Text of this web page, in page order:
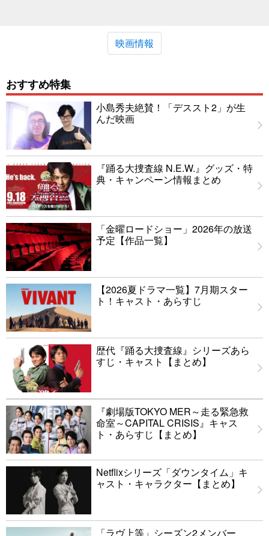
映画情報
おすすめ特集
小島秀夫絶賛！「デススト2」が生
んだ映画
『踊る大捜査線 N.E.W.』グッズ・特
典・キャンペーン情報まとめ
「金曜ロードショー」2026年の放送
予定【作品一覧】
【2026夏ドラマ一覧】7月期スター
ト！キャスト・あらすじ
歴代『踊る大捜査線』シリーズあら
すじ・キャスト【まとめ】
『劇場版TOKYO MER～走る緊急救
命室～CAPITAL CRISIS』キャス
ト・あらすじ【まとめ】
Netflixシリーズ「ダウンタイム」キ
ャスト・キャラクター【まとめ】
「ラヴ上等」シーズン2メンバー